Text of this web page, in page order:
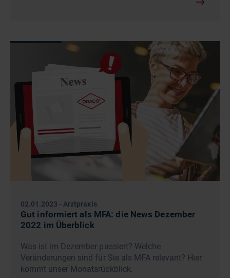
02.01.2023 - Arztpraxis
Gut informiert als MFA: die News Dezember
2022 im Überblick
Was ist im Dezember passiert? Welche
Veränderungen sind für Sie als MFA relevant? Hier
kommt unser Monatsrückblick.